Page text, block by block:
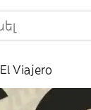
El Viajero